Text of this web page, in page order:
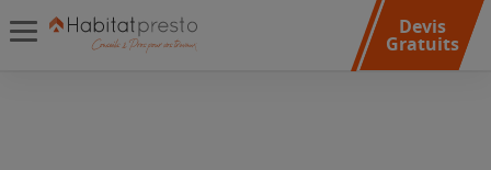
Devis
Gratuits